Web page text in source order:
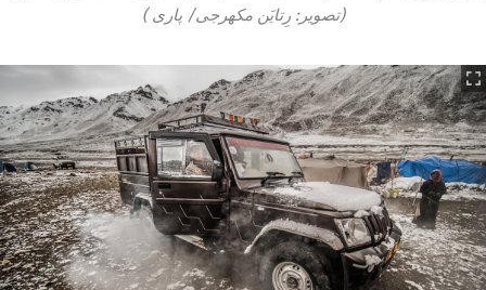
(تصویر: رِتایَن مکھرجی/پاری)